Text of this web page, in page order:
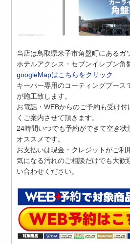
当店は鳥取県米子市角盤町にあるガ
ホテルアクシス・セブンイレブン角
googleMapはこちらをクリック
キーパー専用のコーティングブース
が施工致します。
お電話・WEBからのご予約も受け
くご案内させて頂きます。
24時間いつでも予約ができて空き状
オススメです。
お支払いは現金・クレジットがご利
気になる汚れのご相談だけでも大歓
い合わせください。